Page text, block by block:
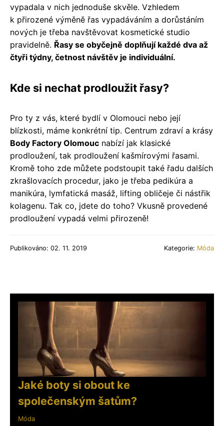
vypadala v nich jednoduše skvěle. Vzhledem
k přirozené výměně řas vypadáváním a dorůstáním
nových je třeba navštěvovat kosmetické studio
pravidelně. Řasy se obyčejně doplňují každé dva až
čtyři týdny, četnost návštěv je individuální.
Kde si nechat prodloužit řasy?
Pro ty z vás, které bydlí v Olomouci nebo její
blízkosti, máme konkrétní tip. Centrum zdraví a krásy
Body Factory Olomouc nabízí jak klasické
prodloužení, tak prodloužení kašmírovými řasami.
Kromě toho zde můžete podstoupit také řadu dalších
zkrašlovacích procedur, jako je třeba pedikúra a
manikúra, lymfatická masáž, lifting obličeje či nástřik
kolagenu. Tak co, jdete do toho? Vkusně provedené
prodloužení vypadá velmi přirozeně!
Publikováno: 02. 11. 2019 Kategorie: Móda
Jaké boty si obout ke
společenským šatům?
Móda